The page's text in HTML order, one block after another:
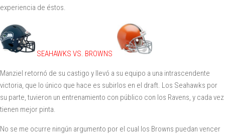
experiencia de éstos.
SEAHAWKS VS. BROWNS
Manziel retornó de su castigo y llevó a su equipo a una intrascendente
victoria, que lo único que hace es subirlos en el draft. Los Seahawks por
su parte, tuvieron un entrenamiento con público con los Ravens, y cada vez
tienen mejor pinta.
No se me ocurre ningún argumento por el cual los Browns puedan vencer